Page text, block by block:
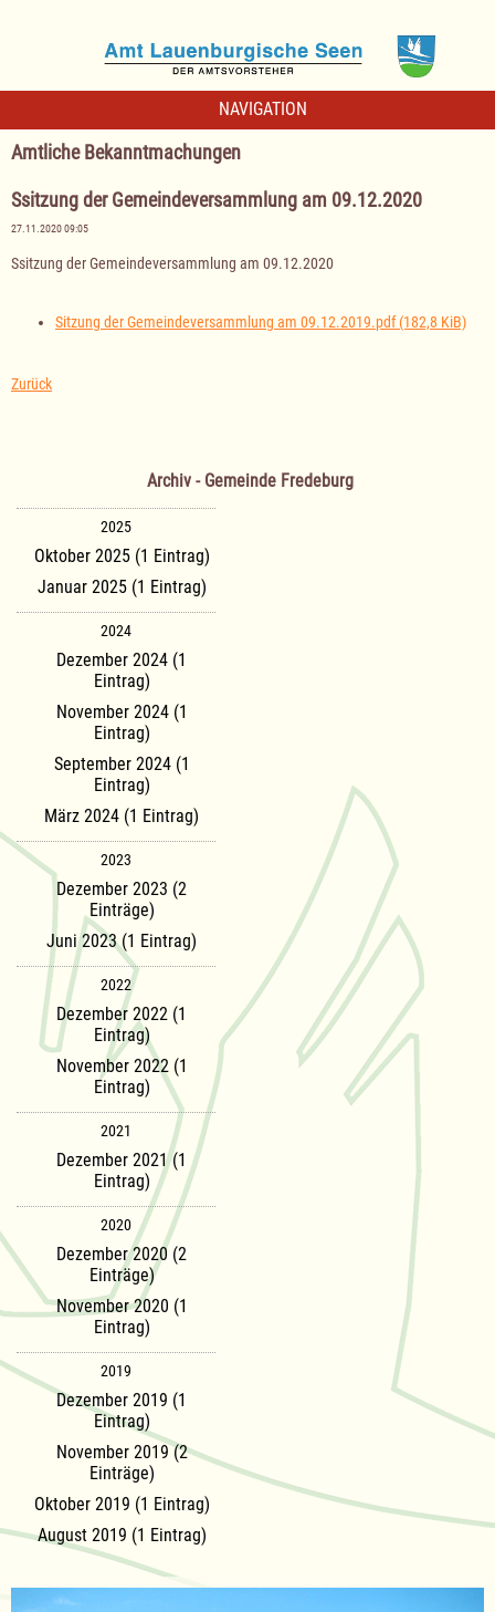
NAVIGATION
Amtliche Bekanntmachungen
Ssitzung der Gemeindeversammlung am 09.12.2020
27.11.2020 09:05
Ssitzung der Gemeindeversammlung am 09.12.2020
Sitzung der Gemeindeversammlung am 09.12.2019.pdf(182,8 KiB)
Zurück
Archiv - Gemeinde Fredeburg
2025
Oktober 2025 (1 Eintrag)
Januar 2025 (1 Eintrag)
2024
Dezember 2024 (1
Eintrag)
November 2024 (1
Eintrag)
September 2024 (1
Eintrag)
März 2024 (1 Eintrag)
2023
Dezember 2023 (2
Einträge)
Juni 2023 (1 Eintrag)
2022
Dezember 2022 (1
Eintrag)
November 2022 (1
Eintrag)
2021
Dezember 2021 (1
Eintrag)
2020
Dezember 2020 (2
Einträge)
November 2020 (1
Eintrag)
2019
Dezember 2019 (1
Eintrag)
November 2019 (2
Einträge)
Oktober 2019 (1 Eintrag)
August 2019 (1 Eintrag)